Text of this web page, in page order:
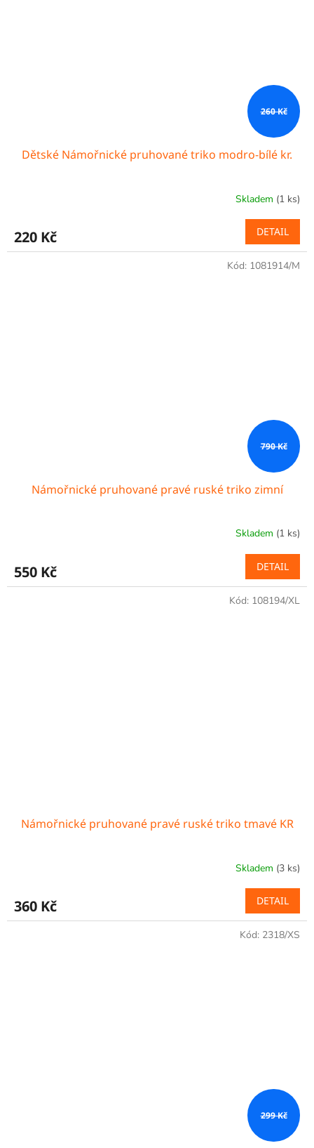
260 Kč
Dětské Námořnické pruhované triko modro-bílé kr.
Skladem (1 ks)
220 Kč DETAIL
790 Kč
Námořnické pruhované pravé ruské triko zimní
Skladem (1 ks)
550 Kč DETAIL
Kód: 1081914/M
Námořnické pruhované pravé ruské triko tmavé KR
Skladem (3 ks)
360 Kč DETAIL
Kód: 108194/XL
299 Kč
Kód: 2318/XS